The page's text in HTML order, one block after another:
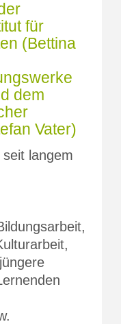
für
(Bettina
dem
Vater)
langem